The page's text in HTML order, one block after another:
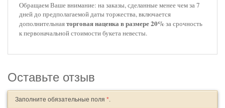
Обращаем Ваше внимание: на заказы, сделанные менее чем за 7
дней до предполагаемой даты торжества, включается
дополнительнаяторговая наценка в размере 20%за срочность
к первоначальной стоимости букета невесты.
Оставьте отзыв
Заполните обязательные поля *.